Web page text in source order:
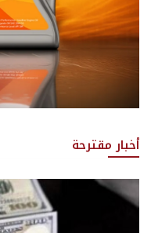
أخبار مقترحة